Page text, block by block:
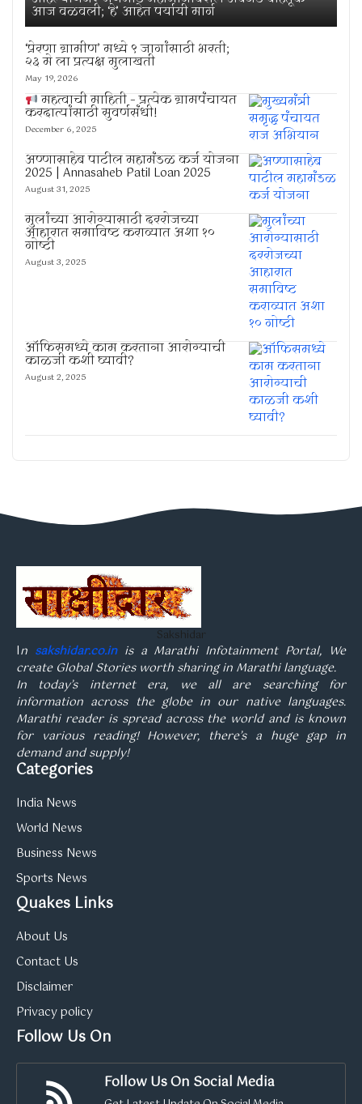
आज वळवली; ‘हे’ आहेत पर्यायी मार्ग
‘प्रेरणा ग्रामीण’ मध्ये ९ जागांसाठी भरती;
२३ मे ला प्रत्यक्ष मुलाखती
May 19, 2026
महत्वाची माहिती – प्रत्येक ग्रामपंचायत
करदात्यांसाठी सुवर्णसंधी!
December 6, 2025
अण्णासाहेब पाटील महामंडळ कर्ज योजना
2025 | Annasaheb Patil Loan 2025
August 31, 2025
मुलांच्या आरोग्यासाठी दररोजच्या
आहारात समाविष्ट कराव्यात अशा १०
गोष्टी
August 3, 2025
ऑफिसमध्ये काम करताना आरोग्याची
काळजी कशी घ्यावी?
August 2, 2025
Sakshidar
In sakshidar.co.inis a Marathi Infotainment Portal, We
create Global Stories worth sharing in Marathi language.
In today’s internet era, we all are searching for
information across the globe in our native languages.
Marathi reader is spread across the world and is known
for various reading! However, there’s a huge gap in
demand and supply!
Categories
India News
World News
Business News
Sports News
Quakes Links
About Us
Contact Us
Disclaimer
Privacy policy
Follow Us On
Follow Us On Social Media